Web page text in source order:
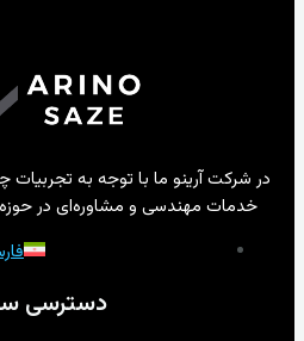
در شرکت آرینو ما با توجه به تجربیات
خدمات مهندسی و مشاوره‌ای در حوزه
دسترسی